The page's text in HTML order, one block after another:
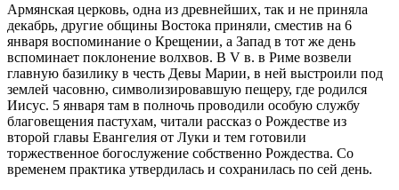
Армянская церковь, одна из древнейших, так и не приняла
декабрь, другие общины Востока приняли, сместив на 6
января воспоминание о Крещении, а Запад в тот же день
вспоминает поклонение волхвов. В V в. в Риме возвели
главную базилику в честь Девы Марии, в ней выстроили под
землей часовню, символизировавшую пещеру, где родился
Иисус. 5 января там в полночь проводили особую службу
благовещения пастухам, читали рассказ о Рождестве из
второй главы Евангелия от Луки и тем готовили
торжественное богослужение собственно Рождества. Со
временем практика утвердилась и сохранилась по сей день.